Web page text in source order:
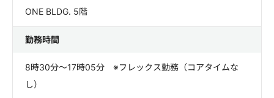
ONE BLDG. 5階
勤務時間
8時30分～17時05分 ※フレックス勤務（コアタイムな
し）